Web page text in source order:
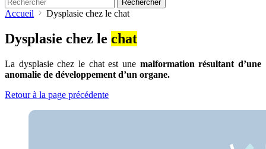
Rechercher
Accueil Dysplasie chez le chat
Dysplasie chez le chat
La dysplasie chez le chat est une malformation résultant d’une
anomalie de développement d’un organe.
Retour à la page précédente